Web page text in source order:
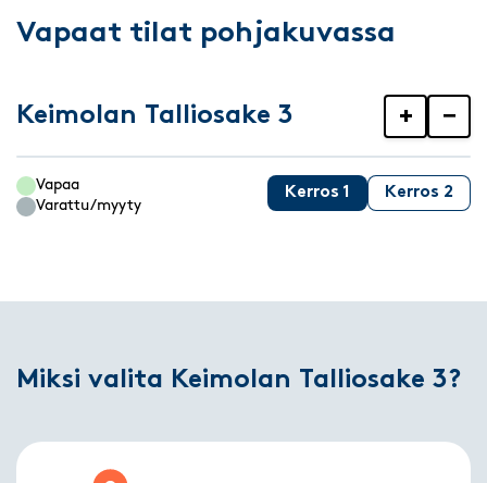
Vapaat tilat pohjakuvassa
Keimolan Talliosake 3 + −
Vapaa
Varattu/myyty
Kerros 1 Kerros 2
Miksi valita Keimolan Talliosake 3?